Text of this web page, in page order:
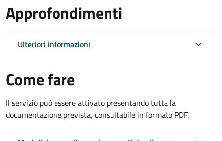
Approfondimenti
Ulteriori informazioni
Come fare
Il servizio può essere attivato presentando tutta la
documentazione prevista, consultabile in formato PDF.